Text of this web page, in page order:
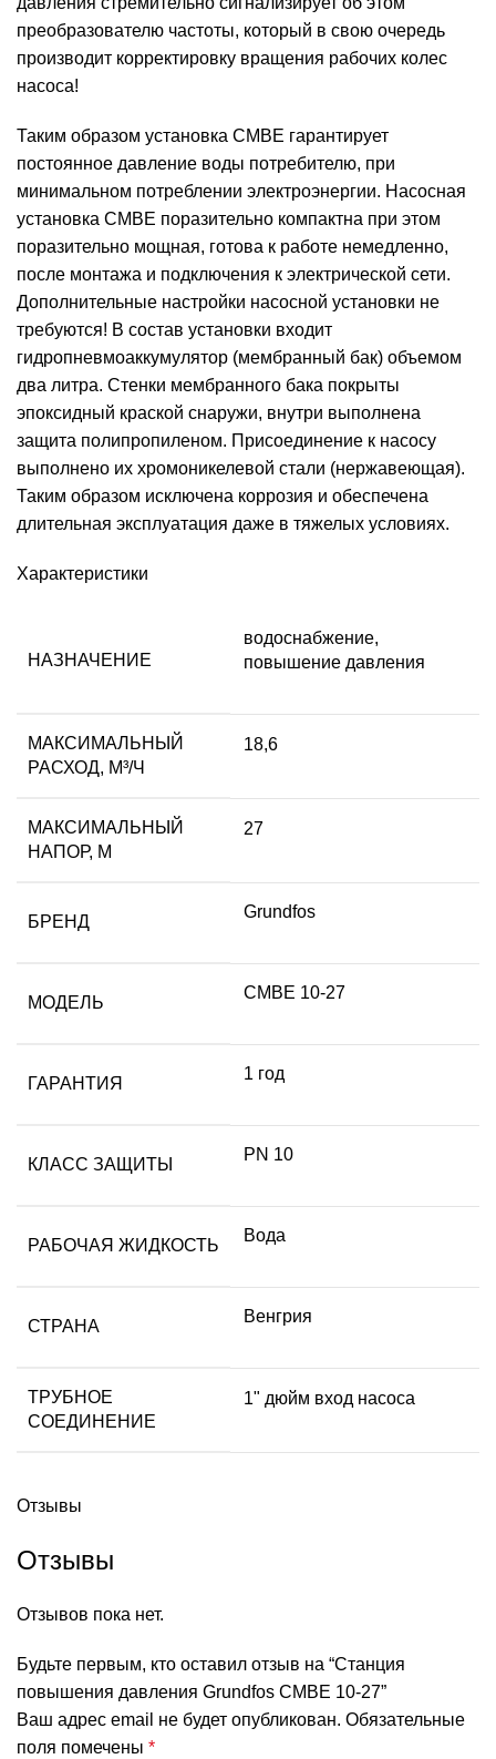
преобразователю частоты, который в свою очередь
производит корректировку вращения рабочих колес
насоса!
Таким образом установка CMBE гарантирует
постоянное давление воды потребителю, при
минимальном потреблении электроэнергии. Насосная
установка CMBE поразительно компактна при этом
поразительно мощная, готова к работе немедленно,
после монтажа и подключения к электрической сети.
Дополнительные настройки насосной установки не
требуются! В состав установки входит
гидропневмоаккумулятор (мембранный бак) объемом
два литра. Стенки мембранного бака покрыты
эпоксидный краской снаружи, внутри выполнена
защита полипропиленом. Присоединение к насосу
выполнено их хромоникелевой стали (нержавеющая).
Таким образом исключена коррозия и обеспечена
длительная эксплуатация даже в тяжелых условиях.
Характеристики
НАЗНАЧЕНИЕ
водоснабжение,
повышение давления
МАКСИМАЛЬНЫЙ
РАСХОД, М³/Ч
18,6
МАКСИМАЛЬНЫЙ
НАПОР, М
27
БРЕНД
Grundfos
МОДЕЛЬ
CMBE 10-27
ГАРАНТИЯ
1 год
КЛАСС ЗАЩИТЫ
PN 10
РАБОЧАЯ ЖИДКОСТЬ
Вода
СТРАНА
Венгрия
ТРУБНОЕ
СОЕДИНЕНИЕ
1" дюйм вход насоса
Отзывы
Отзывы
Отзывов пока нет.
Будьте первым, кто оставил отзыв на “Станция
повышения давления Grundfos CMBE 10-27”
Ваш адрес email не будет опубликован. Обязательные
поля помечены *